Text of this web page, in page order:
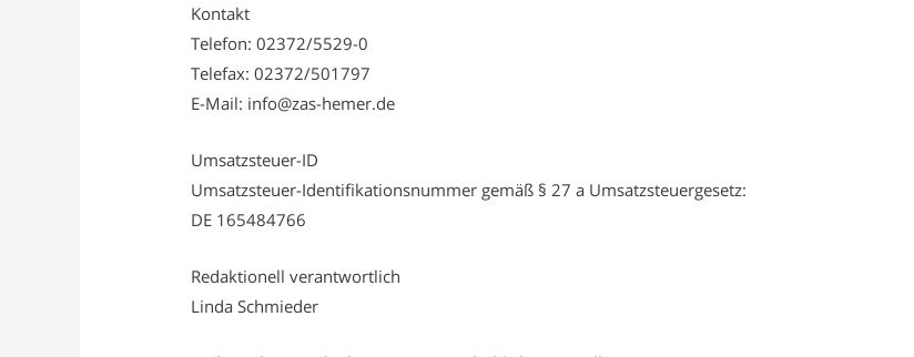
Kontakt
Telefon: 02372/5529-0
Telefax: 02372/501797
E-Mail: info@zas-hemer.de
Umsatzsteuer-ID
Umsatzsteuer-Identifikationsnummer gemäß § 27 a Umsatzsteuergesetz:
DE 165484766
Redaktionell verantwortlich
Linda Schmieder